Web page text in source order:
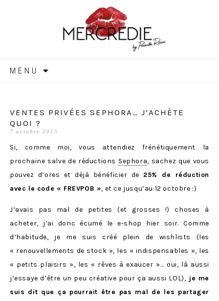
MERCREDIE
MENU
VENTES PRIVÉES SEPHORA… J’ACHÈTE
QUOI ?
7 octobre 2015
Si, comme moi, vous attendiez frénétiquement la
prochaine salve de réductions Sephora, sachez que vous
pouvez d’ores et déjà bénéficier de 25% de réduction
avec le code « FREVPOB », et ce jusqu’au 12 octobre :)
J’avais pas mal de petites (et grosses !) choses à
acheter, j’ai donc écumé le e-shop hier soir. Comme
d’habitude, je me suis créé plein de wishlists (les
« renouvellements de stock », les « indispensables », les
« petits plaisirs », les « rêves à exaucer »… oui, là aussi
j’essaye d’être un peu créative pour ça aussi LOL), je me
suis dit que ça pourrait être pas mal de les partager